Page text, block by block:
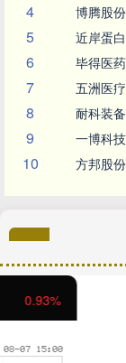
4 博腾股份
5 近岸蛋白
6 毕得医药
7 五洲医疗
8 耐科装备
9 一博科技
10 方邦股份